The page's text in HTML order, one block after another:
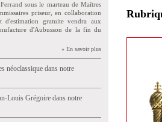
sous le marteau de Maîtres
priseur, en collaboration
d'estimation gratuite vendra aux
d'Aubusson de la fin du
» En savoir plus
néoclassique dans notre
Louis Grégoire dans notre